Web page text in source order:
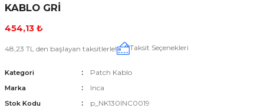
KABLO GRİ
454,13 ₺
48,23 TL den başlayan taksitlerle! Taksit Seçenekleri
Kategori Patch Kablo
Marka Inca
Stok Kodu p_NK130INC0019